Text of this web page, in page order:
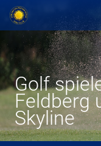
Golf
Feldberg
Skyline